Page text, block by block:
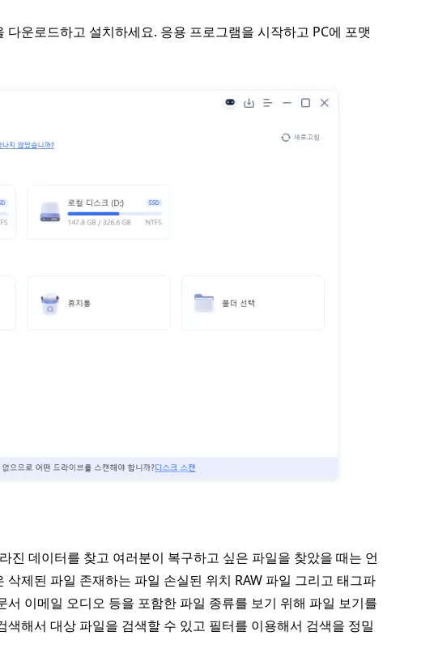
운로드하고 설치하세요. 응용 프로그램을 시작하고 PC에 포맷
데이터를 찾고 여러분이 복구하고 싶은 파일을 찾았을 때는 언
제된 파일 존재하는 파일 손실된 위치 RAW 파일 그리고 태그파
이메일 오디오 등을 포함한 파일 종류를 보기 위해 파일 보기를
해서 대상 파일을 검색할 수 있고 필터를 이용해서 검색을 정밀